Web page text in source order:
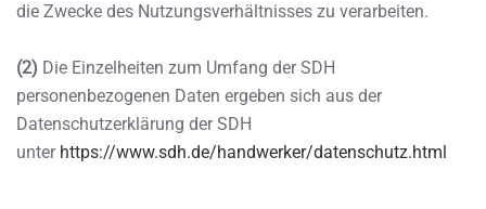
die Zwecke des Nutzungsverhältnisses zu verarbeiten.
(2) Die Einzelheiten zum Umfang der SDH
personenbezogenen Daten ergeben sich aus der
Datenschutzerklärung der SDH
unter https://www.sdh.de/handwerker/datenschutz.html